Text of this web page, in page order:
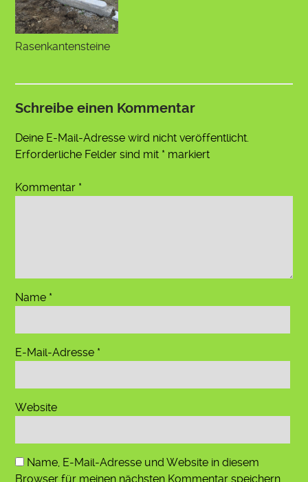
Rasenkantensteine
Schreibe einen Kommentar
Deine E-Mail-Adresse wird nicht veröffentlicht.
Erforderliche Felder sind mit * markiert
Kommentar *
Name *
E-Mail-Adresse *
Website
Name, E-Mail-Adresse und Website in diesem
Browser für meinen nächsten Kommentar speichern.